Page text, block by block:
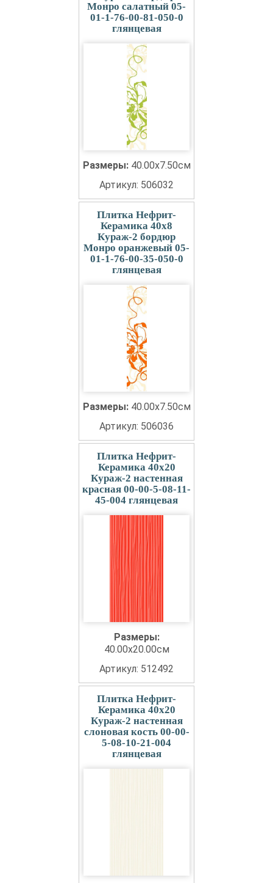
Монро салатный 05-
01-1-76-00-81-050-0
глянцевая
Размеры: 40.00x7.50см
Артикул: 506032
Плитка Нефрит-
Керамика 40x8
Кураж-2 бордюр
Монро оранжевый 05-
01-1-76-00-35-050-0
глянцевая
Размеры: 40.00x7.50см
Артикул: 506036
Плитка Нефрит-
Керамика 40x20
Кураж-2 настенная
красная 00-00-5-08-11-
45-004 глянцевая
Размеры:
40.00x20.00см
Артикул: 512492
Плитка Нефрит-
Керамика 40x20
Кураж-2 настенная
слоновая кость 00-00-
5-08-10-21-004
глянцевая